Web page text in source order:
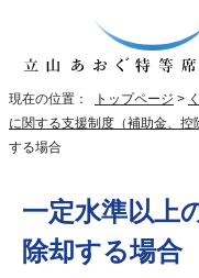
現在の位置： トップページ >
に関する支援制度（補助金、控
する場合
一定水準以上
除却する場合